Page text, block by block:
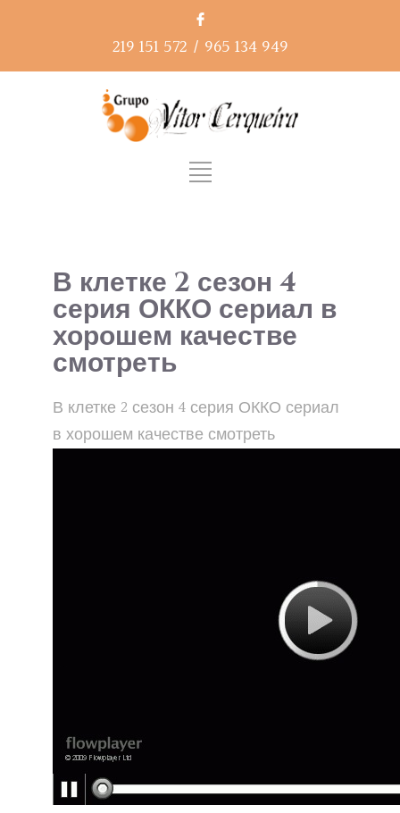
219 151 572 / 965 134 949
В клетке 2 сезон 4
серия ОККО сериал в
хорошем качестве
смотреть
В клетке 2 сезон 4 серия ОККО сериал
в хорошем качестве смотреть